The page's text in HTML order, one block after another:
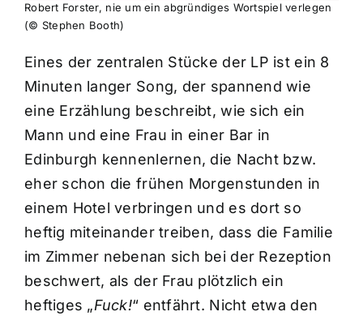
Robert Forster, nie um ein abgründiges Wortspiel verlegen
(© Stephen Booth)
Eines der zentralen Stücke der LP ist ein 8
Minuten langer Song, der spannend wie
eine Erzählung beschreibt, wie sich ein
Mann und eine Frau in einer Bar in
Edinburgh kennenlernen, die Nacht bzw.
eher schon die frühen Morgenstunden in
einem Hotel verbringen und es dort so
heftig miteinander treiben, dass die Familie
im Zimmer nebenan sich bei der Rezeption
beschwert, als der Frau plötzlich ein
heftiges „Fuck!“ entfährt. Nicht etwa den